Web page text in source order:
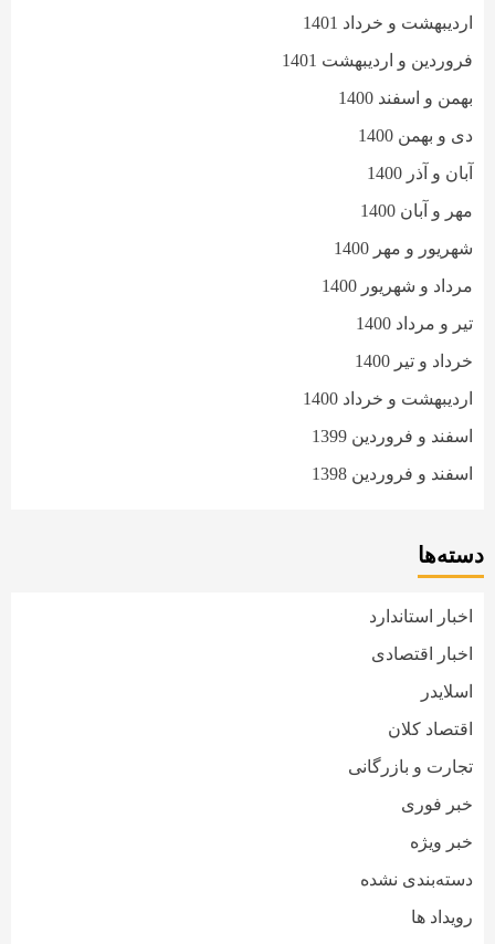
اردیبهشت و خرداد 1401
فروردین و اردیبهشت 1401
بهمن و اسفند 1400
دی و بهمن 1400
آبان و آذر 1400
مهر و آبان 1400
شهریور و مهر 1400
مرداد و شهریور 1400
تیر و مرداد 1400
خرداد و تیر 1400
اردیبهشت و خرداد 1400
اسفند و فروردین 1399
اسفند و فروردین 1398
دسته‌ها
اخبار استاندارد
اخبار اقتصادی
اسلایدر
اقتصاد کلان
تجارت و بازرگانی
خبر فوری
خبر ویژه
دسته‌بندی نشده
رویداد ها